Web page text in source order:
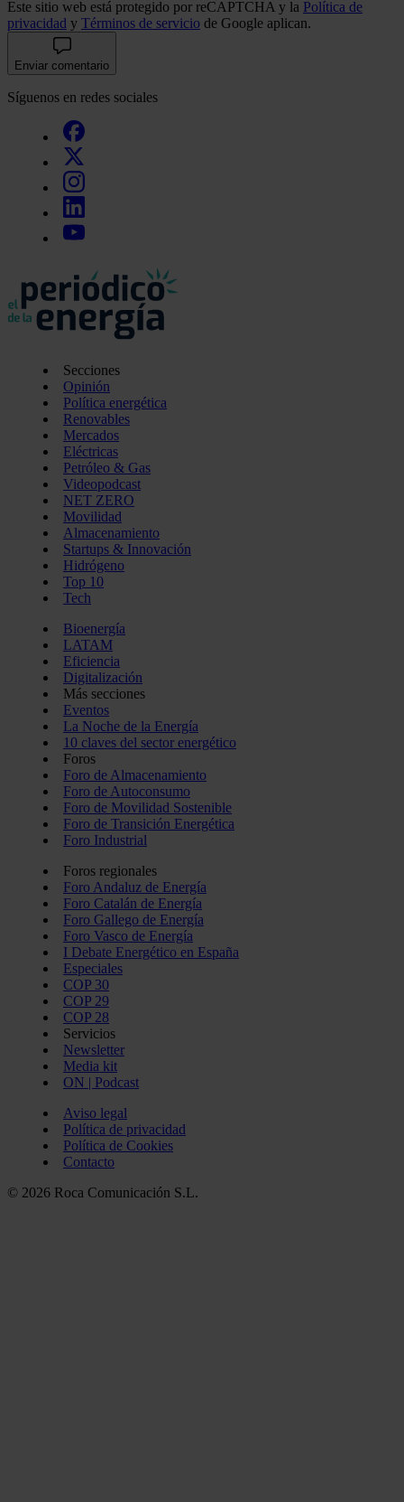
Este sitio web está protegido por reCAPTCHA y la Política de
privacidad y Términos de servicio de Google aplican.
Enviar comentario
Síguenos en redes sociales
Secciones
Opinión
Política energética
Renovables
Mercados
Eléctricas
Petróleo & Gas
Videopodcast
NET ZERO
Movilidad
Almacenamiento
Startups & Innovación
Hidrógeno
Top 10
Tech
Bioenergía
LATAM
Eficiencia
Digitalización
Más secciones
Eventos
La Noche de la Energía
10 claves del sector energético
Foros
Foro de Almacenamiento
Foro de Autoconsumo
Foro de Movilidad Sostenible
Foro de Transición Energética
Foro Industrial
Foros regionales
Foro Andaluz de Energía
Foro Catalán de Energía
Foro Gallego de Energía
Foro Vasco de Energía
I Debate Energético en España
Especiales
COP 30
COP 29
COP 28
Servicios
Newsletter
Media kit
ON | Podcast
Aviso legal
Política de privacidad
Política de Cookies
Contacto
© 2026 Roca Comunicación S.L.